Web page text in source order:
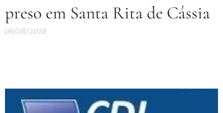
preso em Santa Rita de Cássia
06/08/2026